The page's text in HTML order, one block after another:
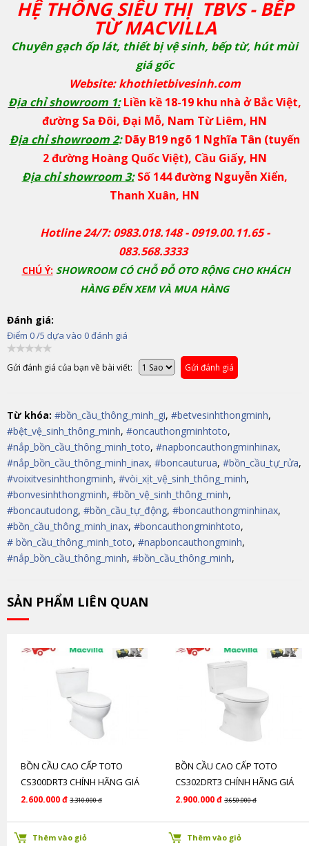
HỆ THỐNG SIÊU THỊ TBVS - BẾP
TỪ MACVILLA
Chuyên gạch ốp lát, thiết bị vệ sinh, bếp từ, hút mùi
giá gốc
Website: khothietbivesinh.com
Địa chỉ showroom 1: Liền kề 18-19 khu nhà ở Bắc Việt,
đường Sa Đôi, Đại Mỗ, Nam Từ Liêm, HN
Địa chỉ showroom 2:Dãy B19 ngõ 1 Nghĩa Tân (tuyến
2 đường Hoàng Quốc Việt), Cầu Giấy, HN
Địa chỉ showroom 3:Số 144 đường Nguyễn Xiển,
Thanh Xuân, HN
Hotline 24/7: 0983.018.148 - 0919.00.11.65 -
083.568.3333
CHÚ Ý: SHOWROOM CÓ CHỖ ĐỖ OTO RỘNG CHO KHÁCH
HÀNG ĐẾN XEM VÀ MUA HÀNG
Đánh giá:
Điểm 0/5 dựa vào 0đánh giá
Gửi đánh giá của bạn về bài viết: Gửi đánh giá
Từ khóa: #bồn_cầu_thông_minh_gi, #betvesinhthongminh,
#bệt_vệ_sinh_thông_minh, #oncauthongminhtoto,
#nắp_bồn_cầu_thông_minh_toto, #napboncauthongminhinax,
#nắp_bồn_cầu_thông_minh_inax, #boncauturua, #bồn_cầu_tự_rửa,
#voixitvesinhthongminh, #vòi_xịt_vệ_sinh_thông_minh,
#bonvesinhthongminh, #bồn_vệ_sinh_thông_minh,
#boncautudong, #bồn_cầu_tự_động, #boncauthongminhinax,
#bồn_cầu_thông_minh_inax, #boncauthongminhtoto,
# bồn_cầu_thông_minh_toto, #napboncauthongminh,
#nắp_bồn_cầu_thông_minh, #bồn_cầu_thông_minh,
SẢN PHẨM LIÊN QUAN
BỒN CẦU CAO CẤP TOTO
CS300DRT3 CHÍNH HÃNG GIÁ
RẺ
2.600.000 đ 3.310.000 đ
Thêm vào giỏ
BỒN CẦU CAO CẤP TOTO
CS302DRT3 CHÍNH HÃNG GIÁ
RẺ
2.900.000 đ 3.650.000 đ
Thêm vào giỏ